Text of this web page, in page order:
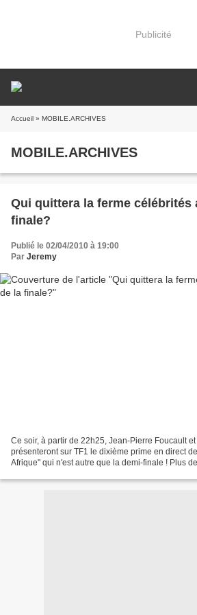
Publicité
Accueil » MOBILE.ARCHIVES
MOBILE.ARCHIVES
Qui quittera la ferme célébrités
finale?
Publié le 02/04/2010 à 19:00
Par Jeremy
Ce soir, à partir de 22h25, Jean-Pierre Foucault
présenteront sur TF1 le dixième prime en direct
Afrique" qui n'est autre que la demi-finale ! Plus